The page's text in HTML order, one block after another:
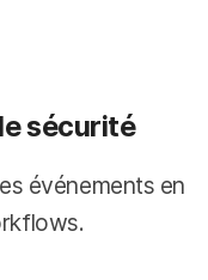
sécurité
événements en